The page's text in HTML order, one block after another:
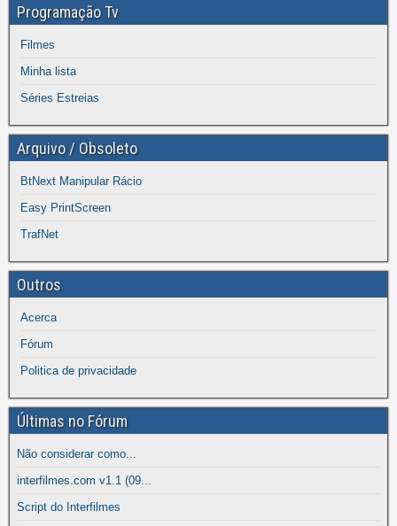
Programação Tv
Filmes
Minha lista
Séries Estreias
Arquivo / Obsoleto
BtNext Manipular Rácio
Easy PrintScreen
TrafNet
Outros
Acerca
Fórum
Politica de privacidade
Últimas no Fórum
Não considerar como...
interfilmes.com v1.1 (09...
Script do Interfilmes